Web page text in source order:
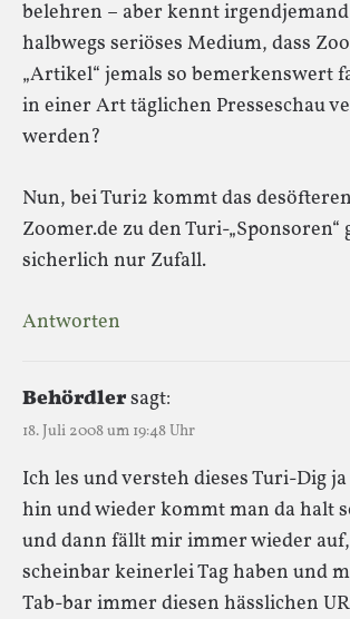
belehren – aber kennt
halbwegs seriöses Medium, dass
„Artikel“ jemals so bemerkenswert
in einer Art täglichen Presseschau
werden?
Nun, bei Turi2 kommt das
Zoomer.de zu den Turi-
sicherlich nur Zufall.
Antworten
Behördlersagt:
18. Juli 2008 um 19:48 Uhr
Ich les und versteh dieses Turi-Dig
hin und wieder kommt man da halt
und dann fällt mir immer wieder auf,
scheinbar keinerlei Tag haben und
Tab-bar immer diesen hässlichen